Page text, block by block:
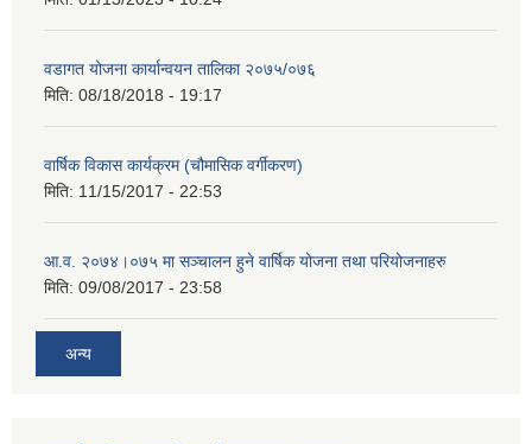
वडागत योजना कार्यान्वयन तालिका २०७५/०७६
मिति: 08/18/2018 - 19:17
वार्षिक विकास कार्यक्रम (चौमासिक वर्गीकरण)
मिति: 11/15/2017 - 22:53
आ.व. २०७४।०७५ मा सञ्चालन हुने वार्षिक योजना तथा परियोजनाहरु
मिति: 09/08/2017 - 23:58
अन्य